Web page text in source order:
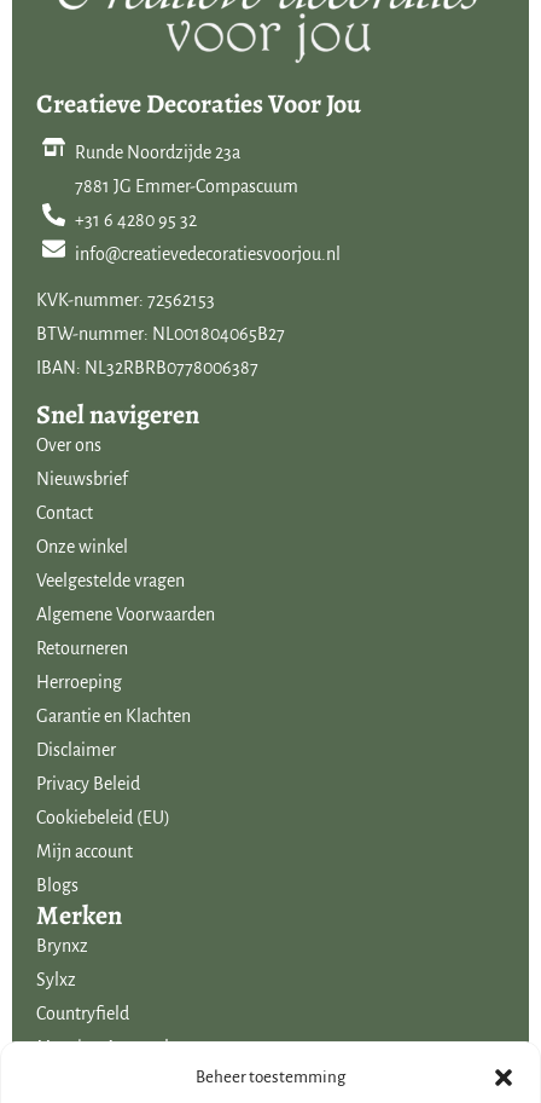
Beheer toestemming
Creatieve Decoraties Voor Jou
Runde Noordzijde 23a
7881 JG Emmer-Compascuum
+31 6 4280 95 32
info@creatievedecoratiesvoorjou.nl
KVK-nummer: 72562153
BTW-nummer: NL001804065B27
IBAN: NL32RBRB0778006387
Snel navigeren
Over ons
Nieuwsbrief
Contact
Onze winkel
Veelgestelde vragen
Algemene Voorwaarden
Retourneren
Herroeping
Garantie en Klachten
Disclaimer
Privacy Beleid
Cookiebeleid (EU)
Mijn account
Blogs
Merken
Brynxz
Sylxz
Countryfield
Mansion Atmosphere
Uitgelicht voor jou!